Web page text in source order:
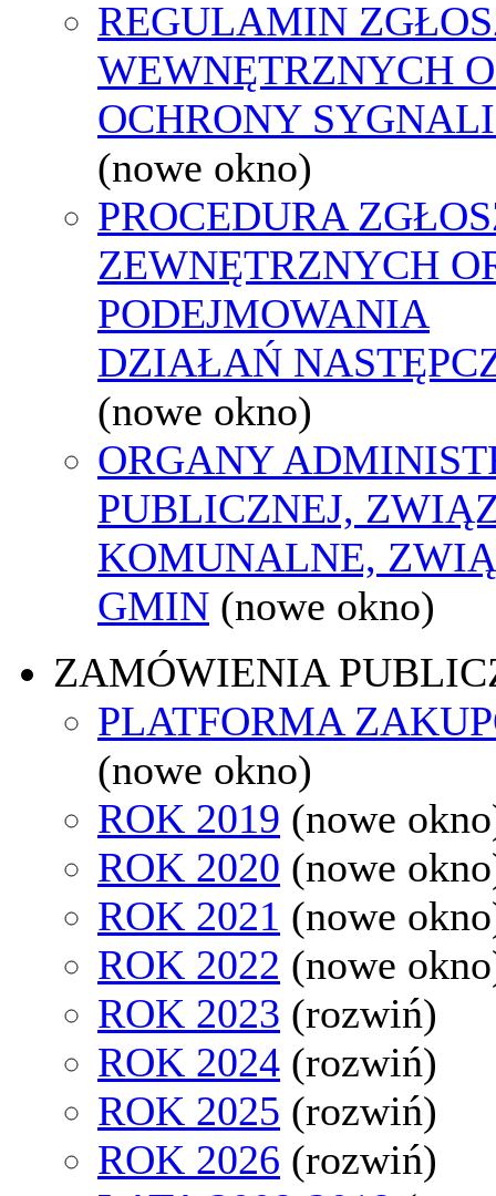
REGULAMIN
WEWNĘTRZNYCH
OCHRONY
(nowe okno)
PROCEDURA
ZEWNĘTRZNYCH
PODEJMOWANIA
DZIAŁAŃ
(nowe okno)
ORGANY
PUBLICZNEJ,
KOMUNALNE,
GMIN (nowe okno)
ZAMÓWIENIA
PLATFORMA
(nowe okno)
ROK 2019 (nowe
ROK 2020 (nowe
ROK 2021 (nowe
ROK 2022 (nowe
ROK 2023 (rozwiń)
ROK 2024 (rozwiń)
ROK 2025 (rozwiń)
ROK 2026 (rozwiń)